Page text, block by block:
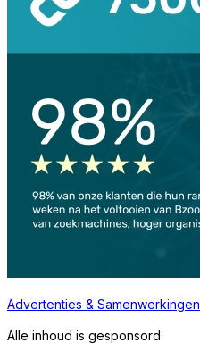
Advertenties & Samenwerkingen
Alle inhoud is gesponsord.